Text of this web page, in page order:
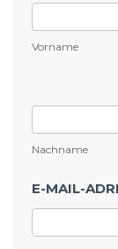
Vorname
Nachname
E-MAIL-